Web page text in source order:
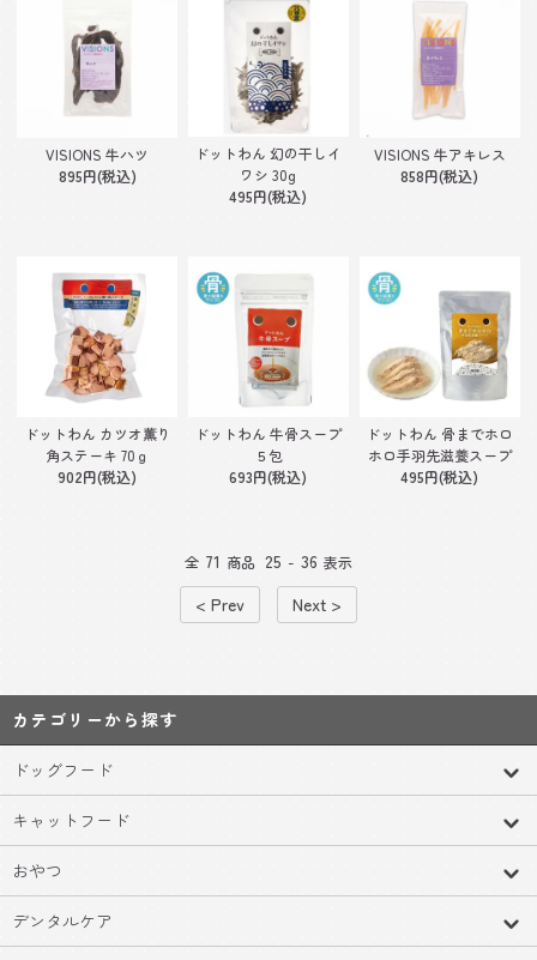
VISIONS 牛ハツ
895円(税込)
ドットわん 幻の干しイ
ワシ 30g
495円(税込)
VISIONS 牛アキレス
858円(税込)
ドットわん カツオ薫り
角ステーキ 70ｇ
902円(税込)
ドットわん 牛骨スープ
５包
693円(税込)
ドットわん 骨までホロ
ホロ手羽先滋養スープ
495円(税込)
全 71 商品 25 - 36 表示
< Prev Next >
カテゴリーから探す
ドッグフード
キャットフード
おやつ
デンタルケア